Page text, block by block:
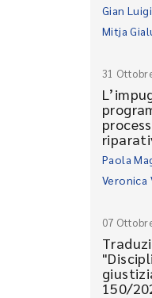
Gian
Mitja
31
Paola
Veronica
07
150/